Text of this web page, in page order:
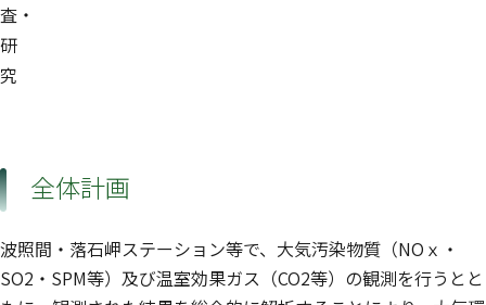
査・
研
究
全体計画
波照間・落石岬ステーション等で、大気汚染物質（NOｘ・
SO2・SPM等）及び温室効果ガス（CO2等）の観測を行うとと